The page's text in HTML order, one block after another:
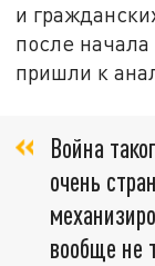
и
после
пришли к
Война
очень
вообще не